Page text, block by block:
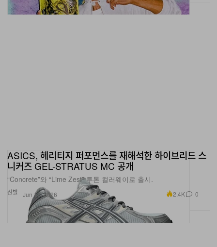
신발
ASICS, 헤리티지 퍼포먼스를 재해석한 하이브리드 스
니커즈 GEL-STRATUS MC 공개
“Concrete”와 “Lime Zest” 투톤 컬러웨이로 출시.
Jun 17, 2026 2.4K 0